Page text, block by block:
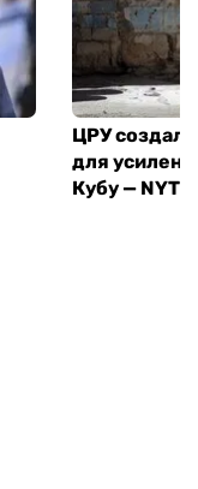
ЦРУ
для
Кубу — NYT